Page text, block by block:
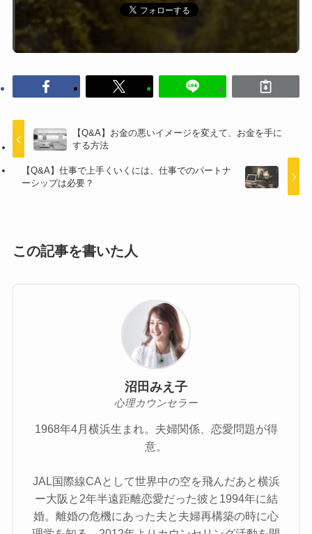
【Q&A】お金の悪いイメージを変えて、お金を手に
する方法
【Q&A】仕事で上手くいくには、仕事でのパートナ
ーシップは必要？
この記事を書いた人
沼田みえ子
心理カウンセラー
1968年4月横浜生まれ。夫婦関係、恋愛問題が得
意。
JAL国際線CAとして世界中の空を飛んだあと横浜
ー大阪と2年半遠距離恋愛だった彼と1994年に結
婚。離婚の危機にあった夫と夫婦再構築の時に心